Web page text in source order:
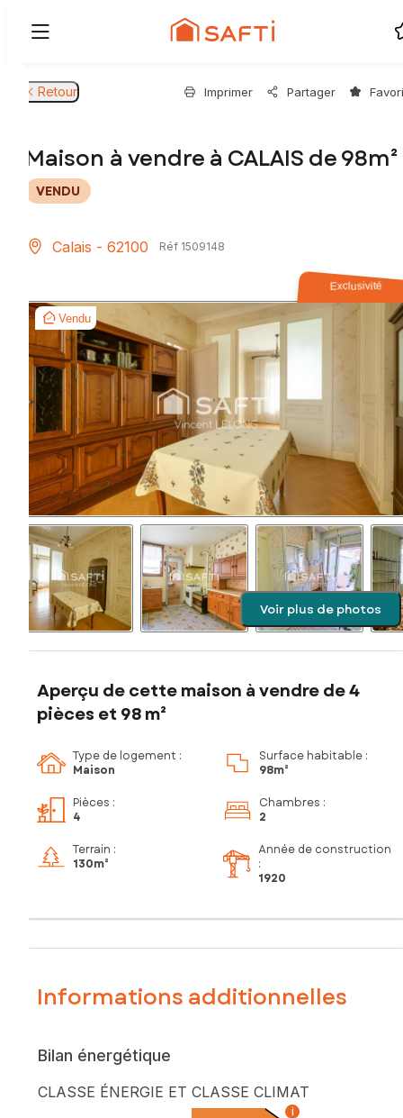
Retour Imprimer Partager
Maison à vendre à CALAIS de 98m²
VENDU
Calais - 62100 Réf 1509148
Exclusivité
Vendu
Voir plus de photos
Aperçu de cette maison à vendre de 4
pièces et 98 m²
Type de logement :
Maison
Surface habitable :
98m²
Pièces :
4
Chambres :
2
Terrain :
130m²
Année de construction
:
1920
Informations additionnelles
Bilan énergétique
CLASSE ÉNERGIE ET CLASSE CLIMAT
i